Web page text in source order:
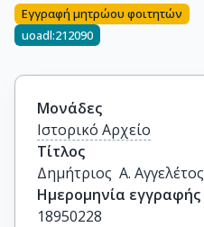
Εγγραφή μητρώου φοιτητών
uoadl:212090
Μονάδες
Ιστορικό Αρχείο
Τίτλος
Δημήτριος  Α. Αγγελέτος
Ημερομηνία εγγραφής
18950228